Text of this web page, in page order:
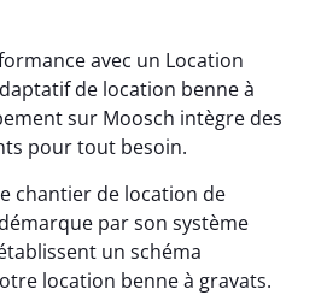
avec un Location
de location benne à
sur Moosch intègre des
pour tout besoin.
chantier de location de
par son système
un schéma
location benne à gravats.